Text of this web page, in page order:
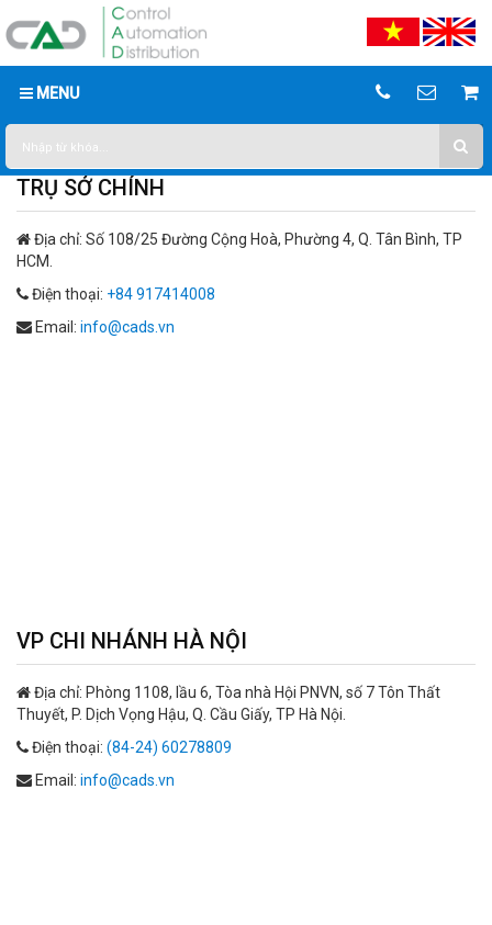
MENU
TRỤ SỞ CHÍNH
Địa chỉ: Số 108/25 Đường Cộng Hoà, Phường 4, Q. Tân Bình, TP
HCM.
Điện thoại: +84 917414008
Email: info@cads.vn
VP CHI NHÁNH HÀ NỘI
Địa chỉ: Phòng 1108, lầu 6, Tòa nhà Hội PNVN, số 7 Tôn Thất
Thuyết, P. Dịch Vọng Hậu, Q. Cầu Giấy, TP Hà Nội.
Điện thoại: (84-24) 60278809
Email: info@cads.vn